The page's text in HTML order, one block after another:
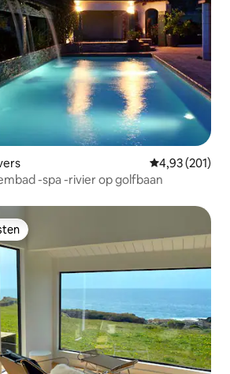
Gemiddelde
4,93 (201)
-spa -rivier op golfbaan